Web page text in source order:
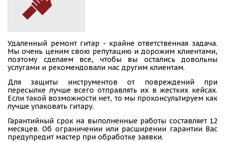
Удаленный ремонт гитар - крайне ответственная задача.
Мы очень ценим свою репутацию и дорожим клиентами,
поэтому сделаем все, чтобы вы остались довольны
услугами и рекомендовали нас другим клиентам.
Для защиты инструментов от повреждений при
пересылке лучше всего отправлять их в жестких кейсах.
Если такой возможности нет, то мы проконсультируем как
лучше упаковать гитару.
Гарантийный срок на выполненные работы составляет 12
месяцев. Об ограничении или расширении гарантии Вас
предупредит мастер при обработке заявки.